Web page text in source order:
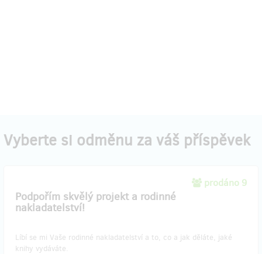
Vyberte si odměnu za váš příspěvek
prodáno 9
Podpořím skvělý projekt a rodinné
nakladatelství!
Líbí se mi Vaše rodinné nakladatelství a to, co a jak děláte, jaké
knihy vydáváte.